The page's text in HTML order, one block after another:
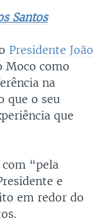
Santos
Presidente João
Moco como
na
que o seu
que
“pela
e
em redor do